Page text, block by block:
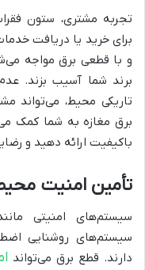
تجربه مشتری، ستون
برای خرید یا دریافت
و با قطعی برق مواجه
برند شما آسیب بزند.
تاریکی محیط، می‌تواند
برق مغازه به شما کمک
باکیفیت ارائه دهید و
تأمین امنیت
سیستم‌های امنیتی
سیستم‌های روشنایی
دارند. قطع برق می‌تواند